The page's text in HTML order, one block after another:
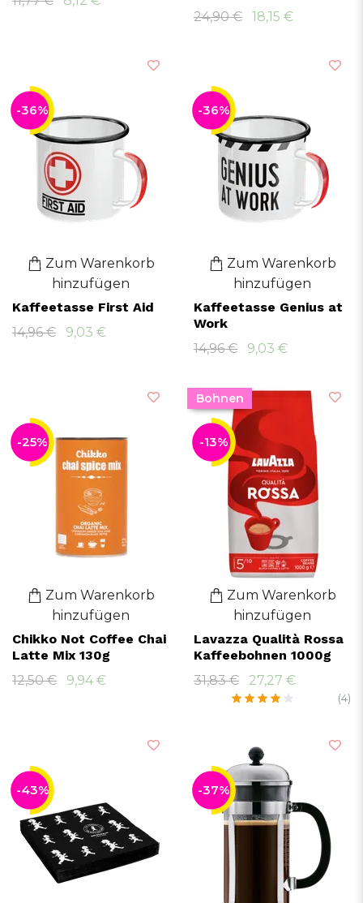
24,90 €
18,15 €
-36%
Zum Warenkorb
hinzufügen
Kaffeetasse First Aid
14,96 €
9,03 €
-36%
Zum Warenkorb
hinzufügen
Kaffeetasse Genius at
Work
14,96 €
9,03 €
-25%
Zum Warenkorb
hinzufügen
Chikko Not Coffee Chai
Latte Mix 130g
12,50 €
9,94 €
Bohnen
-13%
Zum Warenkorb
hinzufügen
Lavazza Qualità Rossa
Kaffeebohnen 1000g
31,83 €
27,27 €
(4)
-43% -37%